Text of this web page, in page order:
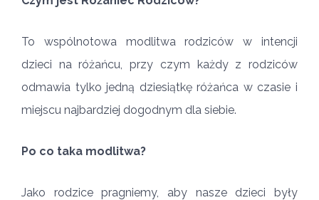
To wspólnotowa modlitwa rodziców w intencji
dzieci na różańcu, przy czym każdy z rodziców
odmawia tylko jedną dziesiątkę różańca w czasie i
miejscu najbardziej dogodnym dla siebie.
Po co taka modlitwa?
Jako rodzice pragniemy, aby nasze dzieci były